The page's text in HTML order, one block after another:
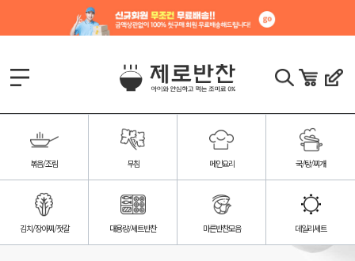
볶음/조림 무침 메인요리 국/탕/찌개
김치/장아찌/젓갈 대용량/세트반찬 마른반찬모음 데일리세트